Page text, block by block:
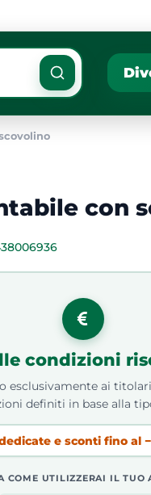
filtri disponibili.
con
condizioni
esclusivamente ai
definiti in base alla
e sconti fino al
COME UTILIZZERAI IL TUO